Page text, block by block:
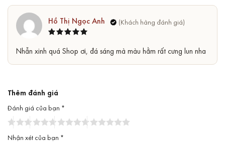
hạng55
sao
Hồ Thị Ngọc Anh
Nhẫn xinh quá Shop ơi, đá sáng mà màu hằm rất cưng lun nha
Thêm đánh giá
Đánh giá của bạn *
Nhận xét của bạn *